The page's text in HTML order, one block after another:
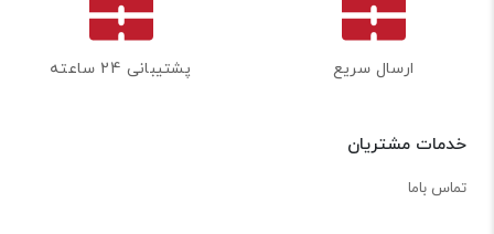
ارسال سریع پشتیبانی 24 ساعته
خدمات مشتریان
تماس باما